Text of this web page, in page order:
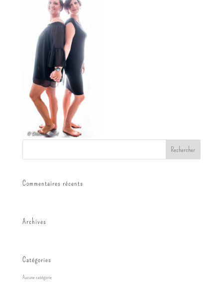
Commentaires récents
Archives
Catégories
Aucune catégorie